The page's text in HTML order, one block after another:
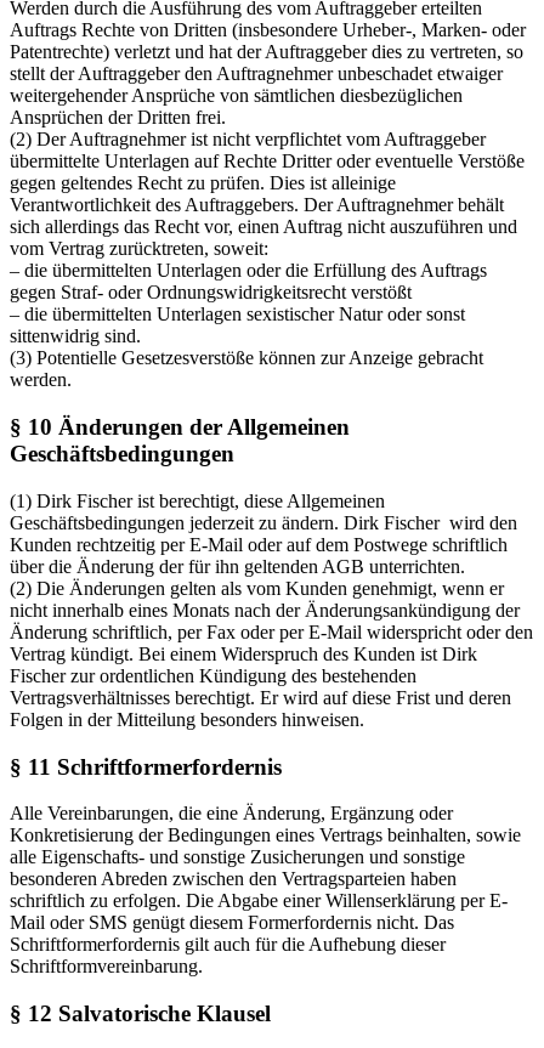
Werden durch die Ausführung des vom Auftraggeber erteilten
Auftrags Rechte von Dritten (insbesondere Urheber-, Marken- oder
Patentrechte) verletzt und hat der Auftraggeber dies zu vertreten, so
stellt der Auftraggeber den Auftragnehmer unbeschadet etwaiger
weitergehender Ansprüche von sämtlichen diesbezüglichen
Ansprüchen der Dritten frei.
(2) Der Auftragnehmer ist nicht verpflichtet vom Auftraggeber
übermittelte Unterlagen auf Rechte Dritter oder eventuelle Verstöße
gegen geltendes Recht zu prüfen. Dies ist alleinige
Verantwortlichkeit des Auftraggebers. Der Auftragnehmer behält
sich allerdings das Recht vor, einen Auftrag nicht auszuführen und
vom Vertrag zurücktreten, soweit:
– die übermittelten Unterlagen oder die Erfüllung des Auftrags
gegen Straf- oder Ordnungswidrigkeitsrecht verstößt
– die übermittelten Unterlagen sexistischer Natur oder sonst
sittenwidrig sind.
(3) Potentielle Gesetzesverstöße können zur Anzeige gebracht
werden.
§ 10 Änderungen der Allgemeinen
Geschäftsbedingungen
(1) Dirk Fischer ist berechtigt, diese Allgemeinen
Geschäftsbedingungen jederzeit zu ändern. Dirk Fischer wird den
Kunden rechtzeitig per E-Mail oder auf dem Postwege schriftlich
über die Änderung der für ihn geltenden AGB unterrichten.
(2) Die Änderungen gelten als vom Kunden genehmigt, wenn er
nicht innerhalb eines Monats nach der Änderungsankündigung der
Änderung schriftlich, per Fax oder per E-Mail widerspricht oder den
Vertrag kündigt. Bei einem Widerspruch des Kunden ist Dirk
Fischer zur ordentlichen Kündigung des bestehenden
Vertragsverhältnisses berechtigt. Er wird auf diese Frist und deren
Folgen in der Mitteilung besonders hinweisen.
§ 11 Schriftformerfordernis
Alle Vereinbarungen, die eine Änderung, Ergänzung oder
Konkretisierung der Bedingungen eines Vertrags beinhalten, sowie
alle Eigenschafts- und sonstige Zusicherungen und sonstige
besonderen Abreden zwischen den Vertragsparteien haben
schriftlich zu erfolgen. Die Abgabe einer Willenserklärung per E-
Mail oder SMS genügt diesem Formerfordernis nicht. Das
Schriftformerfordernis gilt auch für die Aufhebung dieser
Schriftformvereinbarung.
§ 12 Salvatorische Klausel